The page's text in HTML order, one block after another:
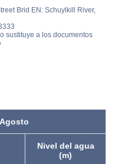
Brid EN: Schuylkill River,
sustituye a los documentos
Nivel del agua
(m)